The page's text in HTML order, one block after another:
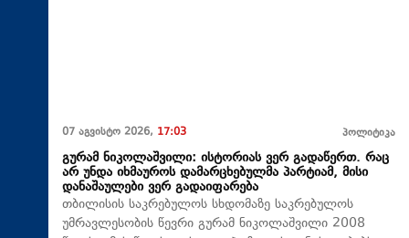
07 აგვისტო 2026, 17:03 პოლიტიკა
გურამ ნიკოლაშვილი: ისტორიას ვერ გადაწერთ. რაც
არ უნდა იხმაუროს დამარცხებულმა პარტიამ, მისი
დანაშაულები ვერ გადაიფარება
თბილისის საკრებულოს სხდომაზე საკრებულოს
უმრავლესობის წევრი გურამ ნიკოლაშვილი 2008